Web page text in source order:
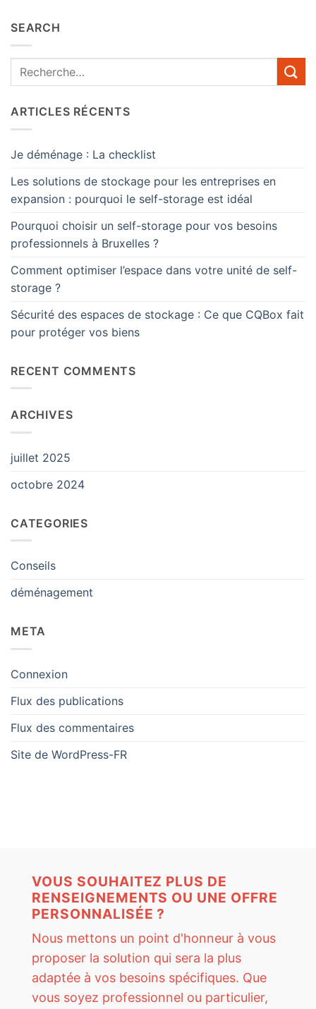
SEARCH
ARTICLES RÉCENTS
Je déménage : La checklist
Les solutions de stockage pour les entreprises en
expansion : pourquoi le self-storage est idéal
Pourquoi choisir un self-storage pour vos besoins
professionnels à Bruxelles ?
Comment optimiser l’espace dans votre unité de self-
storage ?
Sécurité des espaces de stockage : Ce que CQBox fait
pour protéger vos biens
RECENT COMMENTS
ARCHIVES
juillet 2025
octobre 2024
CATEGORIES
Conseils
déménagement
META
Connexion
Flux des publications
Flux des commentaires
Site de WordPress-FR
VOUS SOUHAITEZ PLUS DE
RENSEIGNEMENTS OU UNE OFFRE
PERSONNALISÉE ?
Nous mettons un point d'honneur à vous
proposer la solution qui sera la plus
adaptée à vos besoins spécifiques. Que
vous soyez professionnel ou particulier,